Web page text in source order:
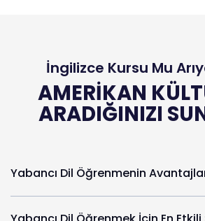
İngilizce Kursu Mu
AMERIKAN
ARADIĞINIZI
Yabancı Dil Öğrenmenin